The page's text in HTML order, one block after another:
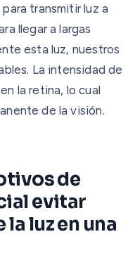
transmitir luz a
llegar a largas
esta luz, nuestros
La intensidad de
la retina, lo cual
de la visión.
de
evitar
luz en una